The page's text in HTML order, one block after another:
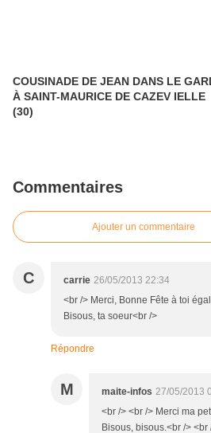
COUSINADE DE JEAN DANS LE
À SAINT-MAURICE DE CAZEV IELLE
(30)
Commentaires
Ajouter un commentaire
C carrie 26/05/2013 22:34
<br /> Merci, Bonne Fête à toi
Bisous, ta soeur<br />
Répondre
M maite-infos 27/05/2013
<br /> <br /> Merci ma
Bisous, bisous.<br /> <br